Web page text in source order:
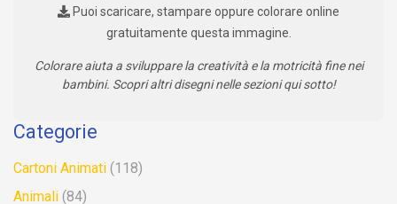
Puoi scaricare, stampare oppure colorare online
gratuitamente questa immagine.
Colorare aiuta a sviluppare la creatività e la motricità fine nei
bambini. Scopri altri disegni nelle sezioni qui sotto!
Categorie
Cartoni Animati (118)
Animali (84)